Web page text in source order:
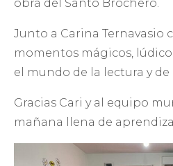
obra del Santo Brochero.
Junto a Carina Ternavasio
momentos mágicos,
el mundo de la lectura y
Gracias Cari y al equipo
mañana llena de